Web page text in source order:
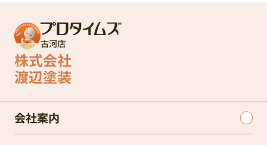
古河店
株式会社
渡辺塗装
会社案内